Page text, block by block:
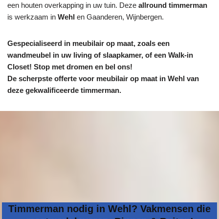
een houten overkapping in uw tuin. Deze allround timmerman
is werkzaam in Wehl en Gaanderen, Wijnbergen.
Gespecialiseerd in meubilair op maat, zoals een
wandmeubel in uw living of slaapkamer, of een Walk-in
Closet! Stop met dromen en bel ons!
De scherpste offerte voor meubilair op maat in Wehl van
deze gekwalificeerde timmerman.
Timmerman nodig in Wehl? Vakmensen die